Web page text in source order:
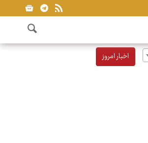
اخبار امروز